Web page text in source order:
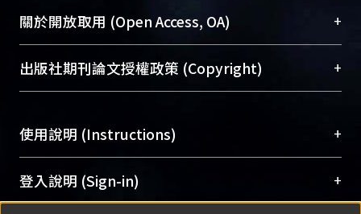
成果。
To permanently archive and promote researcher
profiles and scholarly works, Library integrates the
services of “NTU Repository” with “Academic
Sciences Library)
關於開放取用 (Open Access, OA) +
開放取用是從使用者角度提升資訊取用性的社會運
動，應用在學術研究上是透過將研究著作公開供使
用逐年攀升。同時可加速研究發展、提升研究影響
Archive）平台。 （點選深入了解OA）
出版社期刊論文授權政策 (Copyright) +
含部分內容的版權非匯入者所有，或由第三方贊
助與合作完成，請確認該版權所有者及第三方同
意提供此授權。
Please represent that the submission is your
使用說明 (Instructions) +
網站簡介(Quickstart Guide)
使用手冊(Instruction Manual)
登入說明 (Sign-in) +